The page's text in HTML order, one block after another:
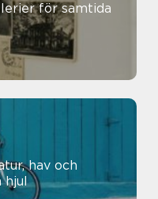
för samtida
hav och
hjul